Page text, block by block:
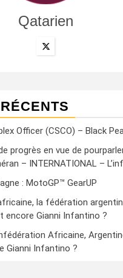
Qatarien
Officer (CSCO) – Black
progrès en vue de
– INTERNATIONAL –
: MotoGP™ GearUP
la fédération
encore Gianni Infantino ?
Africaine,
Gianni Infantino ?